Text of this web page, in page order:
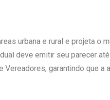
urbana e rural e projeta o
deve emitir seu parecer
Vereadores, garantindo que